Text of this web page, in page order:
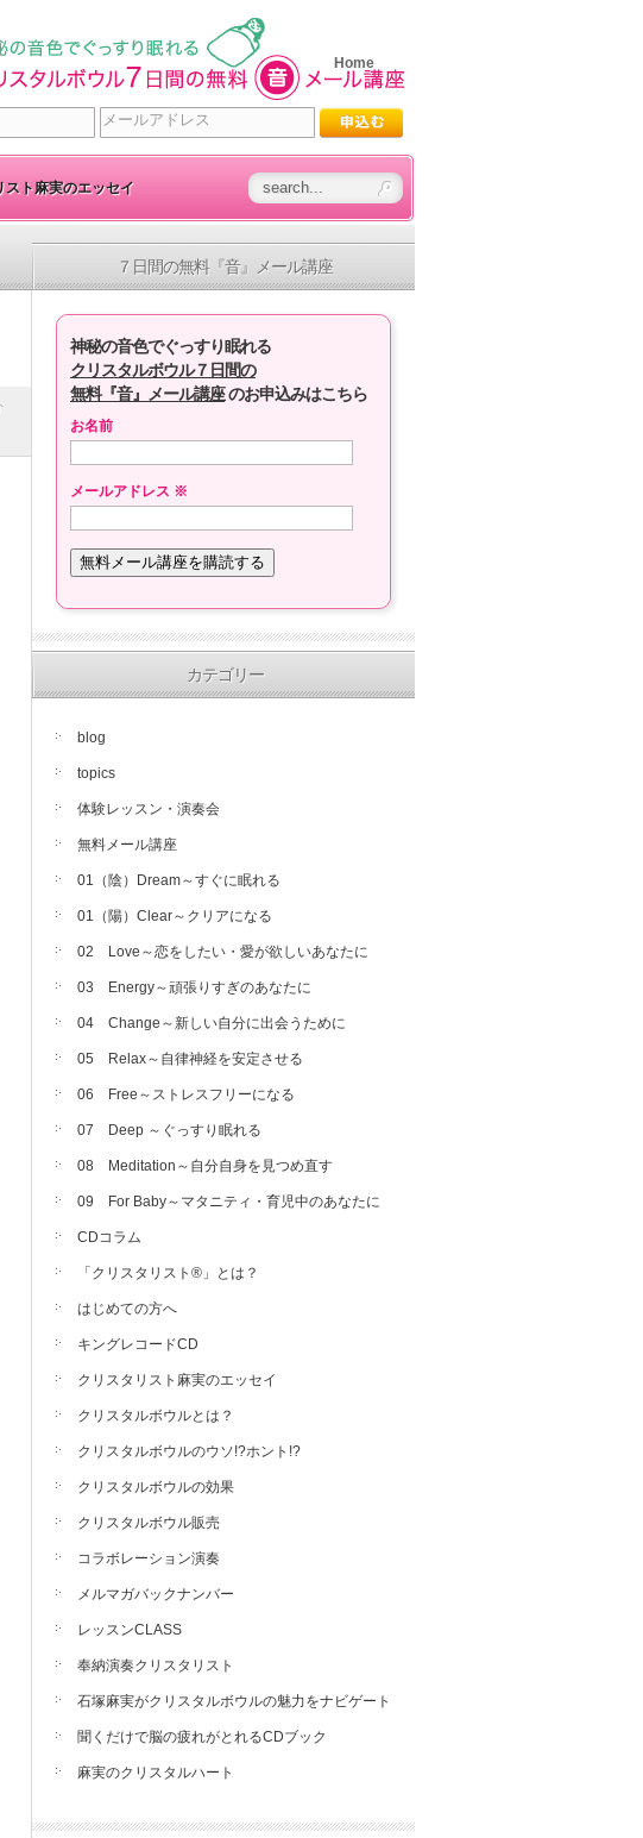
Home
スト麻実のエッセイ
７日間の無料『音』メール講座
神秘の音色でぐっすり眠れる
クリスタルボウル７日間の
無料『音』メール講座のお申込みはこちら
お名前
メールアドレス ※
カテゴリー
blog
topics
体験レッスン・演奏会
無料メール講座
01（陰）Dream～すぐに眠れる
01（陽）Clear～クリアになる
02 Love～恋をしたい・愛が欲しいあなたに
03 Energy～頑張りすぎのあなたに
04 Change～新しい自分に出会うために
05 Relax～自律神経を安定させる
06 Free～ストレスフリーになる
07 Deep ～ぐっすり眠れる
08 Meditation～自分自身を見つめ直す
09 For Baby～マタニティ・育児中のあなたに
CDコラム
「クリスタリスト®」とは？
はじめての方へ
キングレコードCD
クリスタリスト麻実のエッセイ
クリスタルボウルとは？
クリスタルボウルのウソ!?ホント!?
クリスタルボウルの効果
クリスタルボウル販売
コラボレーション演奏
メルマガバックナンバー
レッスンCLASS
奉納演奏クリスタリスト
石塚麻実がクリスタルボウルの魅力をナビゲート
聞くだけで脳の疲れがとれるCDブック
麻実のクリスタルハート